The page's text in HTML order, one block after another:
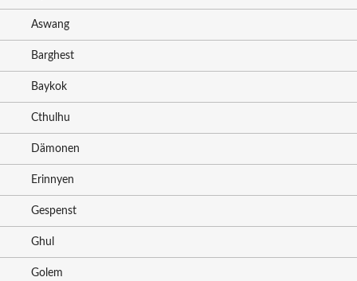
Aswang
Barghest
Baykok
Cthulhu
Dämonen
Erinnyen
Gespenst
Ghul
Golem